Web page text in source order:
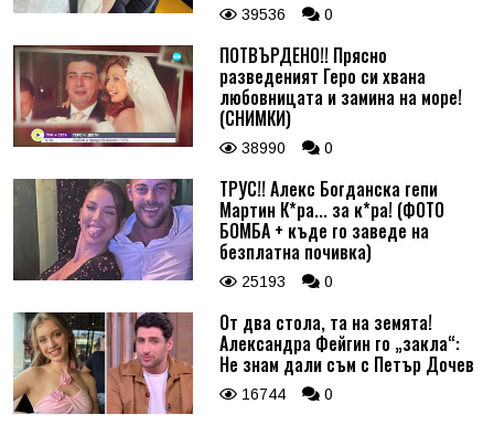
39536 0
ПОТВЪРДЕНО!! Прясно
разведеният Геро си хвана
любовницата и замина на море!
(СНИМКИ)
38990 0
ТРУС!! Алекс Богданска гепи
Мартин К*ра... за к*ра! (ФОТО
БОМБА + къде го заведе на
безплатна почивка)
25193 0
От два стола, та на земята!
Александра Фейгин го „закла“:
Не знам дали съм с Петър Дочев
16744 0